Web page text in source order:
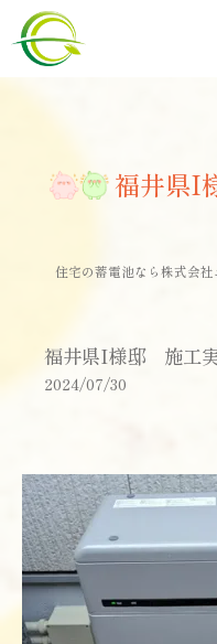
福井県I
福井県I様邸 施工
2024/07/30